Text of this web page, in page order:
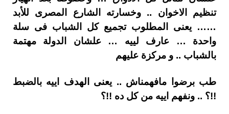
تنظيم الاخوان .. وخسارته الشارع المصرى للأبد
…… يعنى المطلوب تجميع كل الشباب فى سلة
واحدة … عارف لييه … علشان الدولة مهتمة
بالشباب .. و مركزة عليهم
طب برضوا مافهمناش .. يعنى الهدف اييه بالضبط
!!؟ .. ونفهم اييه من كل ده !!؟